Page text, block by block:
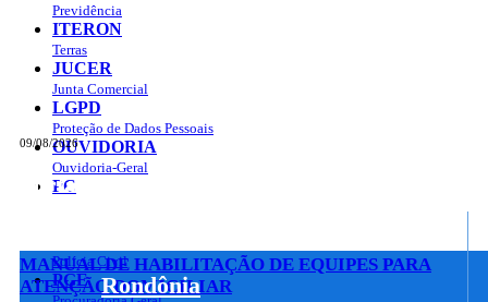
09/08/2026
Portal do Governo do
Rondônia
Previdência
ITERON
Terras
JUCER
Junta Comercial
LGPD
Proteção de Dados Pessoais
OUVIDORIA
Ouvidoria-Geral
PC
Polícia Civil
PGE
MANUAL DE HABILITAÇÃO DE EQUIPES PARA
ATENÇÃO DOMICILIAR